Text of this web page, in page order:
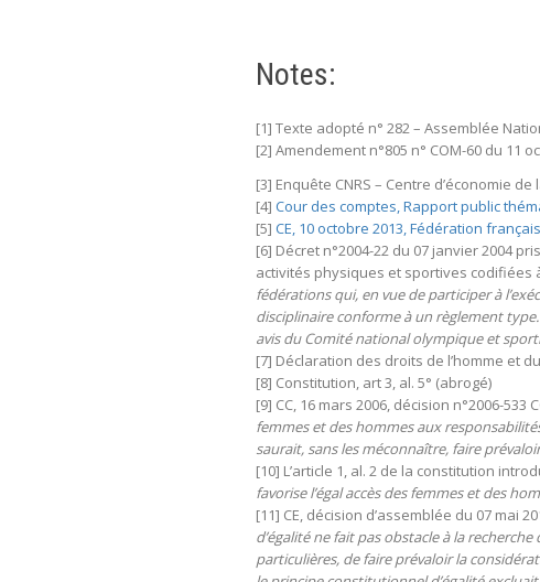
Notes:
[1] Texte adopté n° 282 – Assemblée
[2] Amendement n°805 n° COM-60 du 11
[3] Enquête CNRS – Centre d’économie
[4] Cour des comptes, Rapport public
[5] CE, 10 octobre 2013, Fédération
[6] Décret n°2004-22 du 07 janvier 2004
activités physiques et sportives codifiées
fédérations qui, en vue de participer à
disciplinaire conforme à un règlement
avis du Comité national olympique et
[7] Déclaration des droits de l’homme et
[8] Constitution, art 3, al. 5° (abrogé)
[9] CC, 16 mars 2006, décision n°2006-
femmes et des hommes aux
saurait, sans les méconnaître, faire
[10] L’article 1, al. 2 de la constitution
favorise l’égal accès des femmes et des
[11] CE, décision d’assemblée du 07 mai
d’égalité ne fait pas obstacle à la
particulières, de faire prévaloir la